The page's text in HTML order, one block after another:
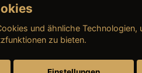
→ AGB (Neuwagen)
und ähnliche Technologien,
zu bieten.